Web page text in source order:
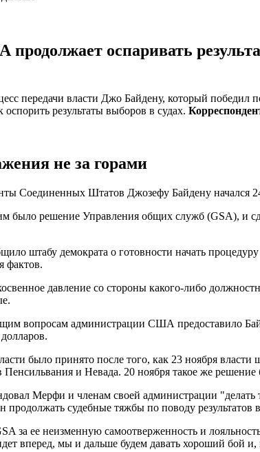
оспаривать
передачи власти Джо Байдену, который победил
результаты выборов в судах.
не за горами
Соединенных Штатов Джозефу Байдену
решение Управления общих служб (GSA), и
штабу демократа о готовности начать
фактов.
давление со стороны какого-либо
вопросам администрации США предоставило
было принято после того, как 23 ноября
Пенсильвания и Невада. 20 ноября такое же
Мерфи и членам своей администрации "делать
судебные тяжбы по поводу результатов
за ее неизменную самоотверженность и
вперед, мы и дальше будем давать хороший бой и,